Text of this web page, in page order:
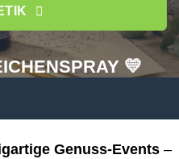
💛
Genuss-Events–